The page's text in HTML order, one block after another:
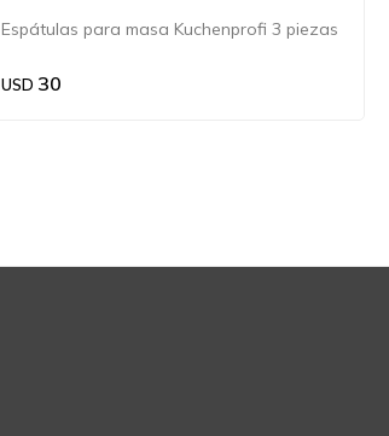
Espátulas para masa Kuchenprofi 3 piezas
USD 30